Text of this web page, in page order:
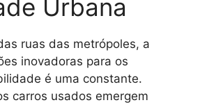
Urbana
ruas das metrópoles, a
inovadoras para os
é uma constante.
carros usados emergem